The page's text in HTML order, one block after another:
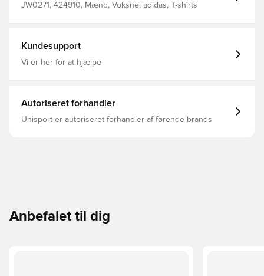
JW0271, 424910, Mænd, Voksne, adidas, T-shirts
Kundesupport
Vi er her for at hjælpe
Autoriseret forhandler
Unisport er autoriseret forhandler af førende brands
Anbefalet til dig